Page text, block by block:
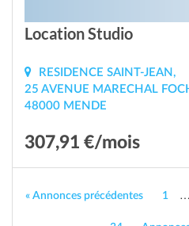
Location Studio
RESIDENCE SAINT-JEAN,
25 AVENUE MARECHAL
48000 MENDE
307,91 €/mois
« Annonces précédentes 1 …